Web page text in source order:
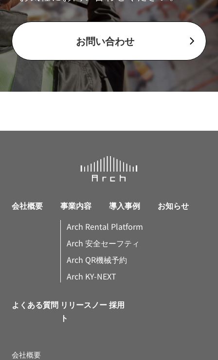
お問い合わせ
会社概要 事業内容
Arch Rental Platform
Arch 安全セーフティ
Arch QR機械予約
Arch KY-NEXT
導入事例 お知らせ
よくある質問 リリースノー
ト
採用
会社概要